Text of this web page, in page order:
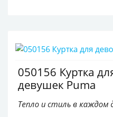
050156 Куртка
девушек Puma
Тепло и стиль в каждом